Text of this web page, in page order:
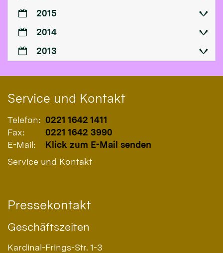
2015
2014
2013
Service und Kontakt
Telefon: 0221 1642 1411
Fax:
0221 1642 3990
E-Mail:
Klick zum E-Mail senden
Service und Kontakt
Pressekontakt
Geschäftszeiten
Kardinal-Frings-Str. 1-3